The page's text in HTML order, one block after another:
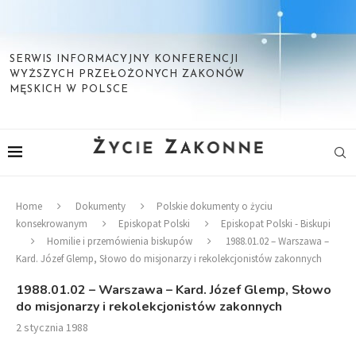
SERWIS INFORMACYJNY KONFERENCJI
WYŻSZYCH PRZEŁOŻONYCH ZAKONÓW
MĘSKICH W POLSCE
Home Dokumenty
Polskie dokumenty o życiu
konsekrowanym
Episkopat Polski
Episkopat Polski - Biskupi
Homilie i przemówienia biskupów
1988.01.02 – Warszawa –
Kard. Józef Glemp, Słowo do misjonarzy i rekolekcjonistów zakonnych
1988.01.02 – Warszawa – Kard. Józef Glemp, Słowo
do misjonarzy i rekolekcjonistów zakonnych
2 stycznia 1988